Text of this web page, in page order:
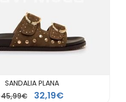
SANDALIA PLANA
45,99€
32,19€